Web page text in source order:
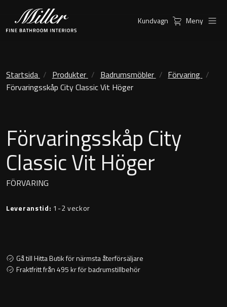
Kommoder
Spegelskåp
Linear Led Spegelskåp
Sky Spegelskåp
Serier
Ambient Speglar
Kensington
London
New York
Traditional
Inspiration
återförsäljare
Kundservice
Katalog
Kundvagn Meny
Startsida Produkter Badrumsmöbler
Förvaring
Förvaringsskåp City Classic Vit Höger
Förvaringsskåp City
Classic Vit Höger
FÖRVARING
Leveranstid: 1-2 veckor
Gå till Hitta Butik för närmsta återförsäljare
Fraktfritt från 495 kr för badrumstillbehör